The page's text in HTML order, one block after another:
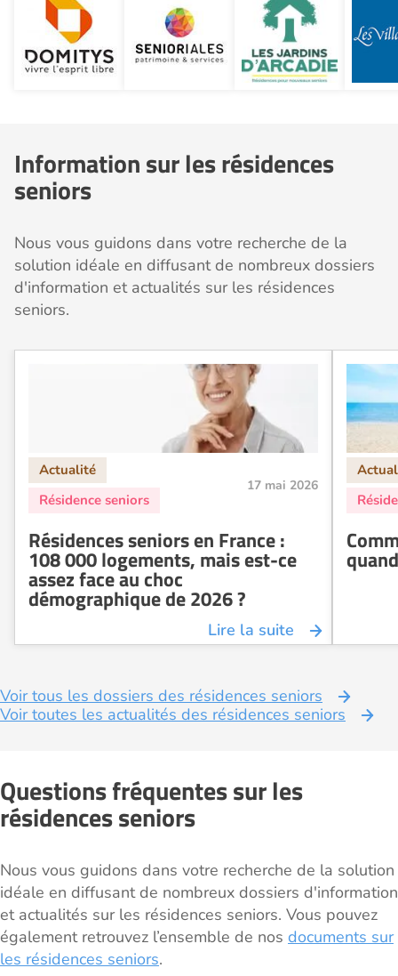
Information sur les résidences
seniors
Nous vous guidons dans votre recherche de la
solution idéale en diffusant de nombreux dossiers
d'information et actualités sur les résidences
seniors.
17 mai 2026
Résidences seniors en France :
108 000 logements, mais est-ce
assez face au choc
démographique de 2026 ?
Lire la suite
Voir tous les dossiers des résidences seniors
Voir toutes les actualités des résidences seniors
Questions fréquentes sur les
résidences seniors
Nous vous guidons dans votre recherche de la solution
idéale en diffusant de nombreux dossiers d'information
et actualités sur les résidences seniors. Vous pouvez
également retrouvez l’ensemble de nos documents sur
les résidences seniors.